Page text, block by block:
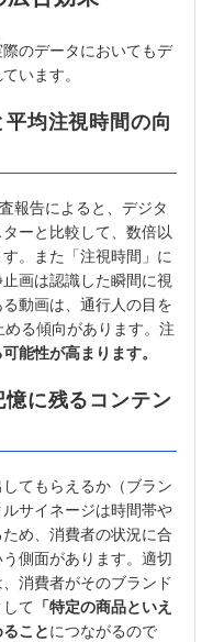
のデータにおいてもデ
います。
均注視時間の向
報告によると、デジタ
ーと比較して、数倍以
。また「注視時間」に
画は認識した瞬間に視
動画は、通行人の目を
る傾向があります。注
能性が高まります。
に残るコンテン
てもらえるか（ブラン
サイネージは時間帯や
め、消費者の状況に合
側面があります。適切
消費者がそのブランド
て 「特定の商品といえ
ことにつながるので